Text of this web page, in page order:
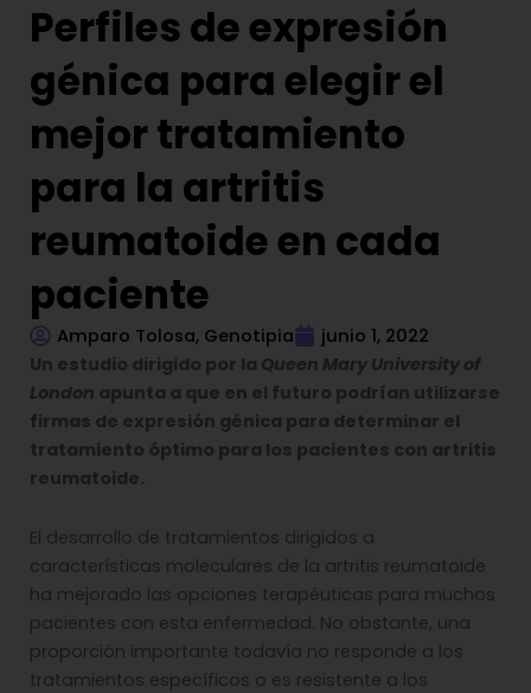
Perfiles de expresión
génica para elegir el
mejor tratamiento
para la artritis
reumatoide en cada
paciente
Amparo Tolosa, Genotipia
junio 1, 2022
Un estudio dirigido por la Queen Mary University of
London apunta a que en el futuro podrían utilizarse
firmas de expresión génica para determinar el
tratamiento óptimo para los pacientes con artritis
reumatoide.
El desarrollo de tratamientos dirigidos a
características moleculares de la artritis reumatoide
ha mejorado las opciones terapéuticas para muchos
pacientes con esta enfermedad. No obstante, una
proporción importante todavía no responde a los
tratamientos específicos o es resistente a los